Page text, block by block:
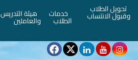
تحويل الطلاب
وقبول الانتساب خدمات
الطلاب
هيئة التدريس
والعاملين